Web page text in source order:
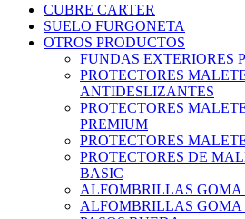
CUBRE CARTER
SUELO FURGONETA
OTROS PRODUCTOS
FUNDAS EXTERIORES
PROTECTORES
ANTIDESLIZANTES
PROTECTORES
PREMIUM
PROTECTORES
PROTECTORES DE
BASIC
ALFOMBRILLAS GOMA
ALFOMBRILLAS GOMA